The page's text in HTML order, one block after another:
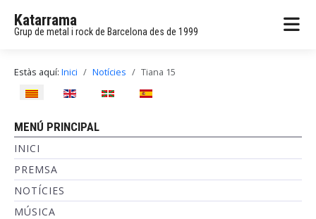
Katarrama
Grup de metal i rock de Barcelona des de 1999
Estàs aquí: Inici Notícies Tiana 15
Seleccioni el seu idioma
MENÚ PRINCIPAL
INICI
PREMSA
NOTÍCIES
MÚSICA